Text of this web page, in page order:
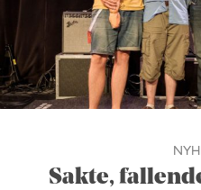
Sakte,